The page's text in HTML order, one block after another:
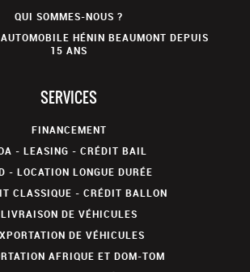
QUI SOMMES-NOUS ?
HÉNIN BEAUMONT DEPUIS
15 ANS
SERVICES
FINANCEMENT
- LEASING - CRÉDIT BAIL
- LOCATION LONGUE DURÉE
CLASSIQUE - CRÉDIT BALLON
LIVRAISON DE VÉHICULES
DE VÉHICULES
AFRIQUE ET DOM-TOM